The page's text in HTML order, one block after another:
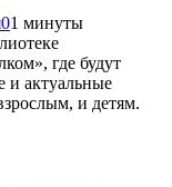
01 минуты
где будут
и актуальные
и детям.